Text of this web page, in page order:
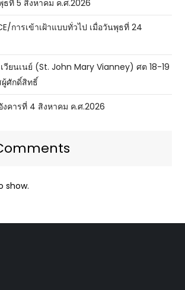
ที่ 5 สิงหาคม ค.ศ.2026
การเข้าเฝ้าแบบทั่วไป เมื่อวันพุธที่ 24
ยนเนย์ (St. John Mary Vianney) ศต 18-19
ผู้ศักดิ์สิทธิ์
คารที่ 4 สิงหาคม ค.ศ.2026
show.